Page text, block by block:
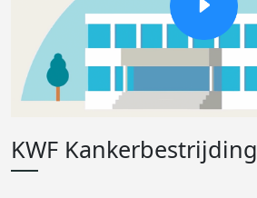
KWF Kankerbestrijding